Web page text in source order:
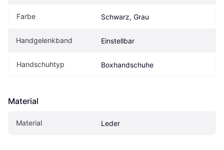
Farbe Schwarz, Grau
Handgelenkband Einstellbar
Handschuhtyp Boxhandschuhe
Material
Material Leder